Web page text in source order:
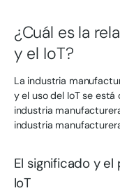
¿Cuál es la
y el IoT?
La industria
y el uso del IoT se
industria
industria
El significado y
IoT